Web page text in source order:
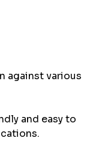
against various
and easy to